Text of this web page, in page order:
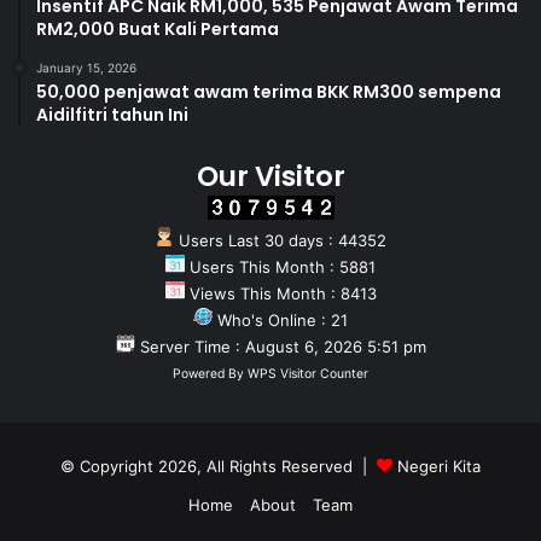
“Tetapi beberapa kedai atau gerai di luar pasaraya tersebut
Seremban telah memberikan notis kepada mereka,” ulas
Arul Kumar.
Arul Kumar
Insentif APC Naik RM1,000, 535 Penjawat Awam Terima
RM2,000 Buat Kali Pertama
January 15, 2026
50,000 penjawat awam terima BKK RM300 sempena
Aidilfitri tahun Ini
Our Visitor
Users Last 30 days : 44352
Users This Month : 5881
Views This Month : 8413
Who's Online : 21
Server Time : August 6, 2026 5:51 pm
Powered By WPS Visitor Counter
© Copyright 2026, All Rights Reserved |
Negeri Kita
Home
About Team